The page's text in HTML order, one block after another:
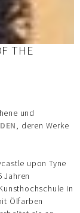
THE
und
, deren Werke
upon Tyne
Jahren
in
Ölfarben